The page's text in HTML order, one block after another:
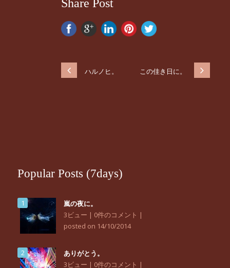
Share Post
ハルノヒ。 この佳き日に。
Popular Posts (7days)
嵐の夜に。
3ビュー | 0件のコメント |
posted on 14/10/2014
ありがとう。
3ビュー | 0件のコメント |